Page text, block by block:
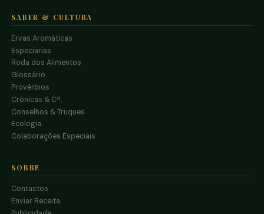
SABER & CULTURA
Ervas Aromáticas
Especiarias
Roda dos Alimentos
Glossário
Provérbios
Crónicas & Cª.
Conselhos & Truques
Ecologia
Colaborações Especiais
SOBRE
Contactos
Enviar Receita